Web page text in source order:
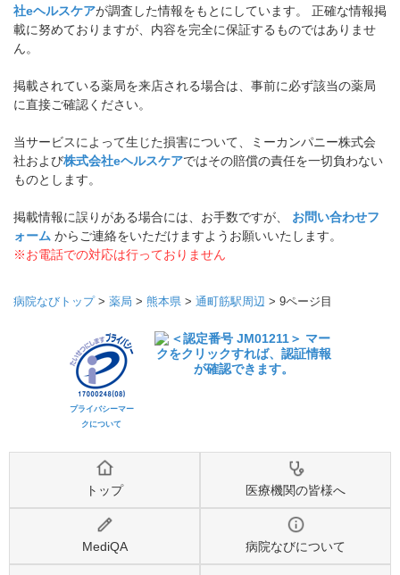
社eヘルスケアが調査した情報をもとにしています。 正確な情報掲
載に努めておりますが、内容を完全に保証するものではありませ
ん。
掲載されている薬局を来店される場合は、事前に必ず該当の薬局
に直接ご確認ください。
当サービスによって生じた損害について、ミーカンパニー株式会
社および株式会社eヘルスケアではその賠償の責任を一切負わない
ものとします。
掲載情報に誤りがある場合には、お手数ですが、 お問い合わせフ
ォーム からご連絡をいただけますようお願いいたします。
※お電話での対応は行っておりません
病院なびトップ> 薬局 > 熊本県 > 通町筋駅周辺 > 9ページ目
プライバシーマー
クについて
トップ 医療機関の皆様へ
MediQA 病院なびについて